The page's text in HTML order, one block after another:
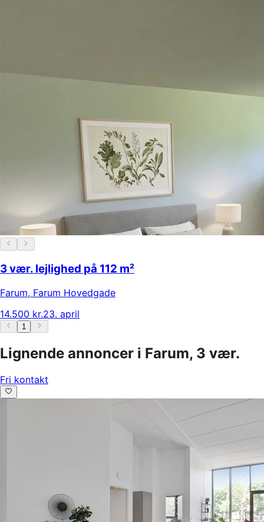
3 vær. lejlighed på 112 m²
Farum, Farum Hovedgade
14.500 kr.23. april
1
Lignende annoncer i Farum, 3 vær.
Fri kontakt